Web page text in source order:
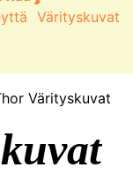
Värityskuvat
Värityskuvat